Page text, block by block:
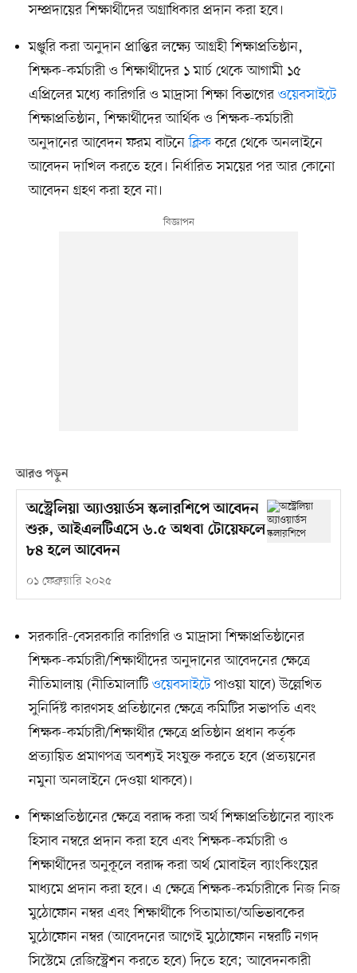
সম্প্রদায়ের শিক্ষার্থীদের অগ্রাধিকার প্রদান করা হবে।
মঞ্জুরি করা অনুদান প্রাপ্তির লক্ষ্যে আগ্রহী শিক্ষাপ্রতিষ্ঠান,
শিক্ষক-কর্মচারী ও শিক্ষার্থীদের ১ মার্চ থেকে আগামী ১৫
এপ্রিলের মধ্যে কারিগরি ও মাদ্রাসা শিক্ষা বিভাগের ওয়েবসাইটে
শিক্ষাপ্রতিষ্ঠান, শিক্ষার্থীদের আর্থিক ও শিক্ষক-কর্মচারী
অনুদানের আবেদন ফরম বাটনেক্লিককরে থেকে অনলাইনে
আবেদন দাখিল করতে হবে। নির্ধারিত সময়ের পর আর কোনো
আবেদন গ্রহণ করা হবে না।
আরও পড়ুন
অস্ট্রেলিয়া অ্যাওয়ার্ডস স্কলারশিপে আবেদন
শুরু, আইএলটিএসে ৬.৫ অথবা টোয়েফলে
৮৪ হলে আবেদন
০১ ফেব্রুয়ারি ২০২৫
সরকারি-বেসরকারি কারিগরি ও মাদ্রাসা শিক্ষাপ্রতিষ্ঠানের
শিক্ষক-কর্মচারী/শিক্ষার্থীদের অনুদানের আবেদনের ক্ষেত্রে
নীতিমালায় (নীতিমালাটি ওয়েবসাইটেপাওয়া যাবে) উল্লেখিত
সুনির্দিষ্ট কারণসহ প্রতিষ্ঠানের ক্ষেত্রে কমিটির সভাপতি এবং
শিক্ষক-কর্মচারী/শিক্ষার্থীর ক্ষেত্রে প্রতিষ্ঠান প্রধান কর্তৃক
প্রত্যায়িত প্রমাণপত্র অবশ্যই সংযুক্ত করতে হবে (প্রত্যয়নের
নমুনা অনলাইনে দেওয়া থাকবে)।
শিক্ষাপ্রতিষ্ঠানের ক্ষেত্রে বরাদ্দ করা অর্থ শিক্ষাপ্রতিষ্ঠানের ব্যাংক
হিসাব নম্বরে প্রদান করা হবে এবং শিক্ষক-কর্মচারী ও
শিক্ষার্থীদের অনুকূলে বরাদ্দ করা অর্থ মোবাইল ব্যাংকিংয়ের
মাধ্যমে প্রদান করা হবে। এ ক্ষেত্রে শিক্ষক-কর্মচারীকে নিজ নিজ
মুঠোফোন নম্বর এবং শিক্ষার্থীকে পিতামাতা/অভিভাবকের
মুঠোফোন নম্বর (আবেদনের আগেই মুঠোফোন নম্বরটি নগদ
সিস্টেমে রেজিস্ট্রেশন করতে হবে) দিতে হবে; আবেদনকারী